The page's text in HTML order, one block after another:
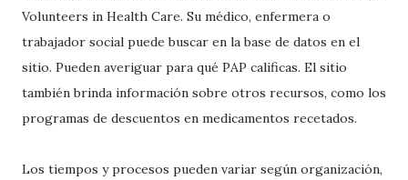
Volunteers in Health Care. Su médico, enfermera o
trabajador social puede buscar en la base de datos en el
sitio. Pueden averiguar para qué PAP calificas. El sitio
también brinda información sobre otros recursos, como los
programas de descuentos en medicamentos recetados.
Los tiempos y procesos pueden variar según organización,